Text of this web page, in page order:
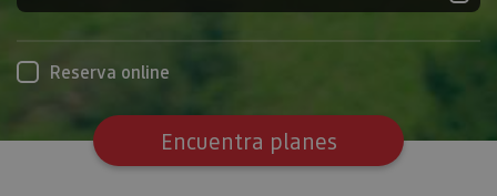
Reserva online
Encuentra planes